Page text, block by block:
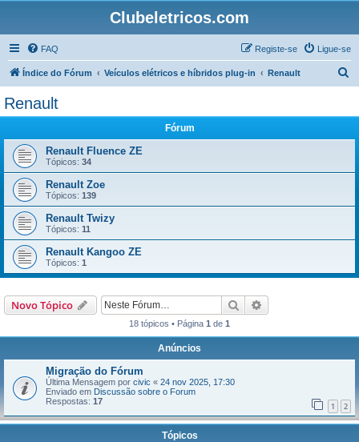
Clubeletricos.com
FAQ Ligue-se
Registe-se
Índice do Fórum Veículos elétricos e híbridos plug-in Renault
a
Renault
Fórum
Renault Fluence ZE
Tópicos: 34
Renault Zoe
Tópicos: 139
Renault Twizy
Tópicos: 11
Renault Kangoo ZE
Tópicos: 1
Novo Tópico Pesquisar
18 tópicos • Página 1 de 1
Anúncios
Migração do Fórum
Última Mensagem por civic « 24 nov 2025, 17:30
Enviado em Discussão sobre o Forum
Respostas: 17 1 2
Tópicos